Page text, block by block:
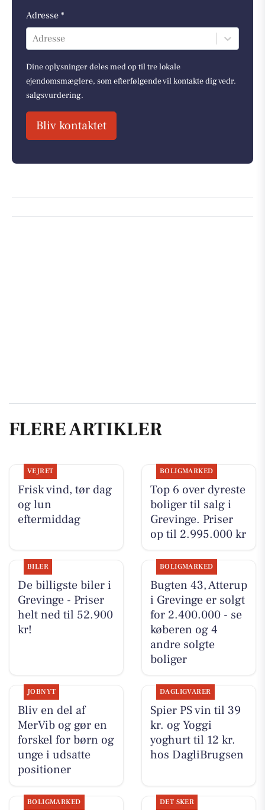
Adresse *
Adresse
Dine oplysninger deles med op til tre lokale
ejendomsmæglere, som efterfølgende vil kontakte dig vedr.
salgsvurdering.
Bliv kontaktet
FLERE ARTIKLER
VEJRET
Frisk vind, tør dag
og lun
eftermiddag
BOLIGMARKED
Top 6 over dyreste
boliger til salg i
Grevinge. Priser
op til 2.995.000 kr
BILER
De billigste biler i
Grevinge - Priser
helt ned til 52.900
kr!
BOLIGMARKED
Bugten 43, Atterup
i Grevinge er solgt
for 2.400.000 - se
køberen og 4
andre solgte
boliger
JOBNYT
Bliv en del af
MerVib og gør en
forskel for børn og
unge i udsatte
positioner
DAGLIGVARER
Spier PS vin til 39
kr. og Yoggi
yoghurt til 12 kr.
hos DagliBrugsen
BOLIGMARKED DET SKER